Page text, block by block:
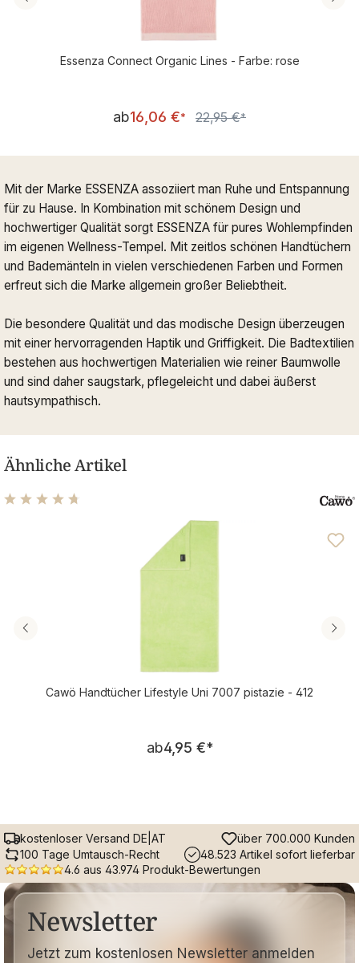
Essenza Connect Organic Lines - Farbe: rose
Verkaufspreis:
ab16,06 €* Regulärer Preis:
22,95 €*
Mit der Marke ESSENZA assoziiert man Ruhe und Entspannung
für zu Hause. In Kombination mit schönem Design und
hochwertiger Qualität sorgt ESSENZA für pures Wohlempfinden
im eigenen Wellness-Tempel. Mit zeitlos schönen Handtüchern
und Bademänteln in vielen verschiedenen Farben und Formen
erfreut sich die Marke allgemein großer Beliebtheit.
Die besondere Qualität und das modische Design überzeugen
mit einer hervorragenden Haptik und Griffigkeit. Die Badtextilien
bestehen aus hochwertigen Materialien wie reiner Baumwolle
und sind daher saugstark, pflegeleicht und dabei äußerst
hautsympathisch.
Ähnliche Artikel
Durchschnittliche Bewertung von 4.69 von 5 Sternen
Cawö Handtücher Lifestyle Uni 7007 pistazie - 412
Regulärer Preis:
ab4,95 €*
kostenloser Versand DE|AT
über 700.000 Kunden
100 Tage Umtausch-Recht
48.523 Artikel sofort lieferbar
4.6 aus 43.974 Produkt-Bewertungen
Newsletter
Jetzt zum kostenlosen Newsletter anmelden